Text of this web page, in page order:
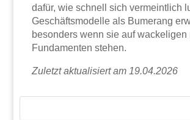
dafür, wie schnell sich vermeintlich
Geschäftsmodelle als Bumerang
besonders wenn sie auf wackeligen
Fundamenten stehen.
Zuletzt aktualisiert am 19.04.2026